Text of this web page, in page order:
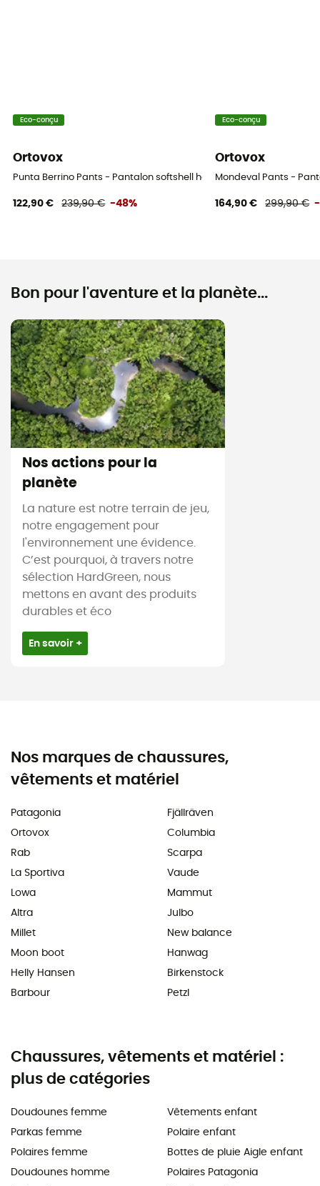
Eco-conçu
Ortovox
Punta Berrino Pants - Pantalon softshell homme
122,90 € 239,90 € -48%
Eco-conçu
Ortovox
Mondeval Pants -
164,90 € 299,90 € -
Bon pour l'aventure et la planète...
Nos actions pour la
planète
La nature est notre terrain de jeu,
notre engagement pour
l'environnement une évidence.
C’est pourquoi, à travers notre
sélection HardGreen, nous
mettons en avant des produits
durables et éco
En savoir +
Nos marques de chaussures,
vêtements et matériel
Patagonia
Ortovox
Rab
La Sportiva
Lowa
Altra
Millet
Moon boot
Helly Hansen
Barbour
Fjällräven
Columbia
Scarpa
Vaude
Mammut
Julbo
New balance
Hanwag
Birkenstock
Petzl
Chaussures, vêtements et matériel :
plus de catégories
Doudounes femme
Parkas femme
Polaires femme
Doudounes homme
Vêtements enfant
Polaire enfant
Bottes de pluie Aigle enfant
Polaires Patagonia